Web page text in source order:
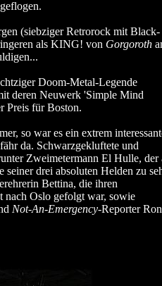
(siebziger Retrorock mit Black-
als KING! von Gorgoroth
Doom-Metal-Legende
deren Neuwerk 'Simple Mind
Preis für Boston.
so war es ein extrem
da. Schwarzgekluftete und
Zweimetermann El Hulle, der
seiner drei absoluten Helden zu
Bettina, die ihren
nach Oslo gefolgt war, sowie
Not-An-Emergency-Reporter